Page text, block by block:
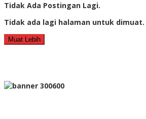
Tidak Ada Postingan Lagi.
Tidak ada lagi halaman untuk dimuat.
Muat Lebih